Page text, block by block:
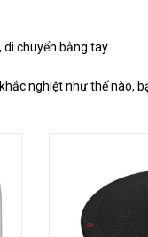
chuyển bằng tay.
nghiệt như thế nào,